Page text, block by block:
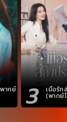
ากย์ 3 เมื่อรัก
(พากย์